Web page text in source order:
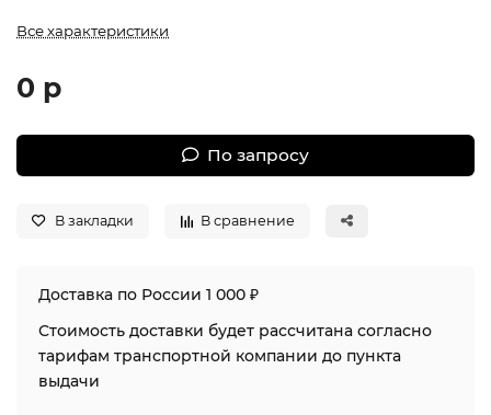
Все характеристики
0 р
По запросу
В закладки В сравнение
Доставка по России 1 000 ₽
Стоимость доставки будет рассчитана согласно
тарифам транспортной компании до пункта
выдачи